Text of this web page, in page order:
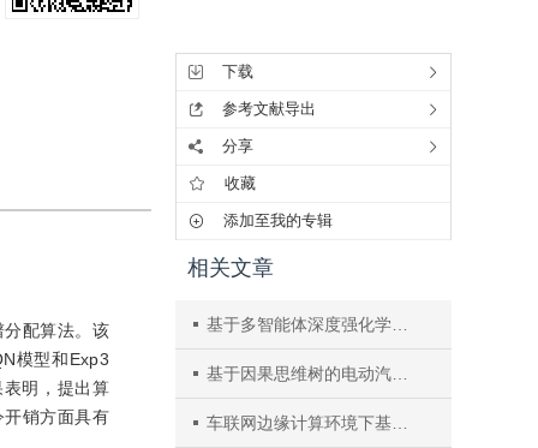
配算法。该
模型和Exp3
明，提出算
销方面具有
下载
参考文献导出
分享
收藏
添加至我的专辑
相关文章
基于多智能体深度强化学习的车联网频谱共享
基于因果思维树的电动汽车电池SOC预测模型
车联网边缘计算环境下基于流量预测的高效任务卸载策略研究